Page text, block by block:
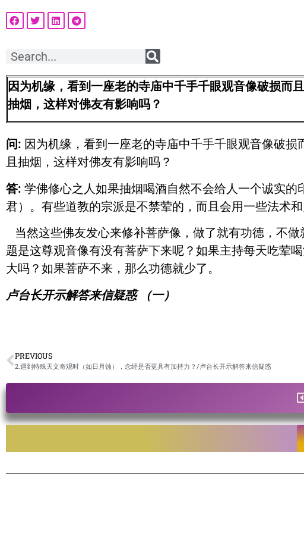
因为机缘，看到一座老的寺庙中千手千眼观音像破损而
抽烟，这样对佛友有影响吗？
问: 因为机缘，看到一座老的寺庙中千手千眼观音像破
且抽烟，这样对佛友有影响吗？
答: 学佛修心之人如果抽烟喝酒自然不会给人一个诚实
君）。有些道教的宗派是不禁荤的，而且会用一些法术
当然这些佛友发心来修补菩萨像，做了就有功德，不
题是这尊观音像有没有菩萨下来呢？如果主持每天吃荤
大吗？如果菩萨不来，那么功德就少了。
卢台长开示解答来信疑惑 （一）
PREVIOUS
2.遇到特殊天文奇观时（如日月蚀），念经是否更具有加持力？/卢台长开示解答来信疑惑